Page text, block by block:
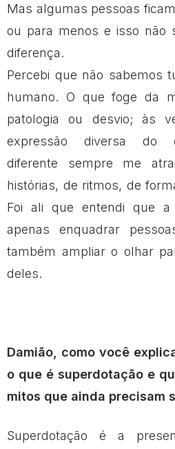
Mas algumas pessoas
ou para menos e isso não
diferença.
Percebi que não sabemos
humano. O que foge da
patologia ou desvio; às
expressão diversa do
diferente sempre me
histórias, de ritmos, de
Foi ali que entendi que a
apenas enquadrar
também ampliar o olhar
deles.
Damião, como você
o que é superdotação e
mitos que ainda precisam
Superdotação é a